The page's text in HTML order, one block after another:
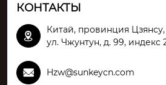
КОНТАКТЫ

Китай, провинция
ул. Чжунтун, д. 99, индекс
 Hzw@sunkeycn.com